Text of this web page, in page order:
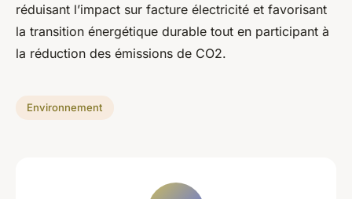
réduisant l’impact sur facture électricité et favorisant
la transition énergétique durable tout en participant à
la réduction des émissions de CO2.
Environnement